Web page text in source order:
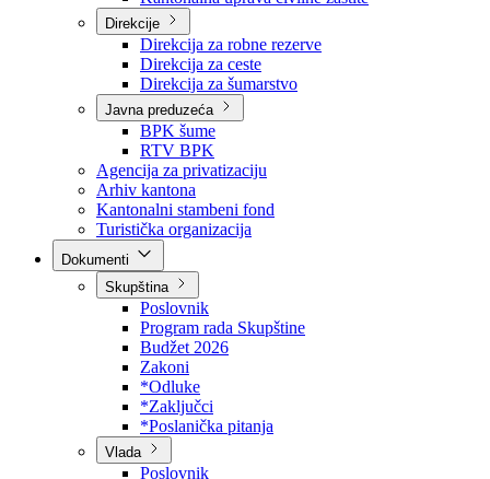
Uprave
Kantonalna uprava za inspekcijske poslove
Kantonalna uprava civilne zaštite
Direkcije
Direkcija za robne rezerve
Direkcija za ceste
Direkcija za šumarstvo
Javna preduzeća
BPK šume
RTV BPK
Agencija za privatizaciju
Arhiv kantona
Kantonalni stambeni fond
Turistička organizacija
Skupština
Poslovnik
Program rada Skupštine
Budžet 2026
Zakoni
*Odluke
*Zaključci